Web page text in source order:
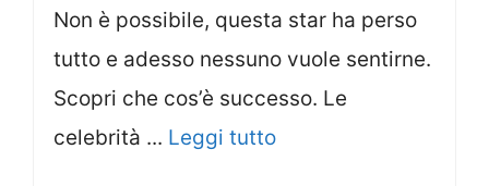
Non è possibile, questa star ha perso
tutto e adesso nessuno vuole sentirne.
Scopri che cos’è successo. Le
celebrità ... Leggi tutto